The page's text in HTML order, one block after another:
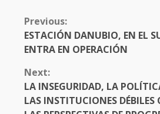
CONTINUE
READING
Previous:
ESTACIÓN DANUBIO, EN EL
ENTRA EN OPERACIÓN
Next:
LA INSEGURIDAD, LA
LAS INSTITUCIONES